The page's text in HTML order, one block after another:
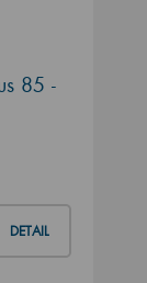
85 -
DETAIL